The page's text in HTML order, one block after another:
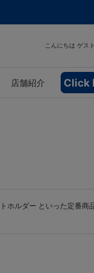
こんにちは ゲスト
店舗紹介 Click
ホルダー といった定番商